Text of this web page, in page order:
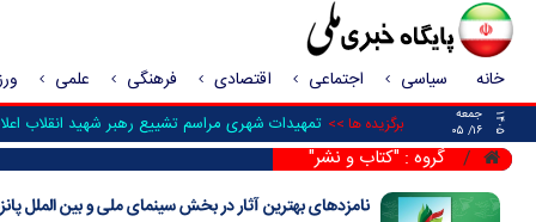
خانه سیاسی اجتماعی اقتصادی فرهنگی علمی
۱۴۰۵
جمعه
۱۶/ ۰۵
برگزیده ها >> تمهیدات شهری مراسم تشییع رهبر شهید انقلاب
گروه : "کتاب و نشر"
نامزدهای بهترین آثار در بخش سینمای ملی و بین الملل